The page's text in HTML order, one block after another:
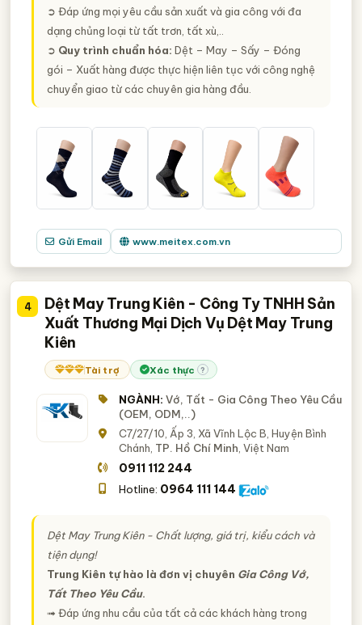
➲ Đáp ứng mọi yêu cầu sản xuất và gia công với đa
dạng chủng loại từ tất trơn, tất xù,..
➲ Quy trình chuẩn hóa: Dệt – May – Sấy – Đóng
gói – Xuất hàng được thực hiện liên tục với công nghệ
chuyển giao từ các chuyên gia hàng đầu.
Gửi Email www.meitex.com.vn
4
Dệt May Trung Kiên - Công Ty TNHH Sản
Xuất Thương Mại Dịch Vụ Dệt May Trung
Kiên
Tài trợ Xác thực ?
NGÀNH: Vớ, Tất - Gia Công Theo Yêu Cầu
(OEM, ODM,..)
C7/27/10, Ấp 3, Xã Vĩnh Lộc B, Huyện Bình
Chánh, TP. Hồ Chí Minh, Việt Nam
0911 112 244
Hotline: 0964 111 144
Dệt May Trung Kiên - Chất lượng, giá trị, kiểu cách và
tiện dụng!
Trung Kiên tự hào là đơn vị chuyên Gia Công Vớ,
Tất Theo Yêu Cầu.
➟ Đáp ứng nhu cầu của tất cả các khách hàng trong